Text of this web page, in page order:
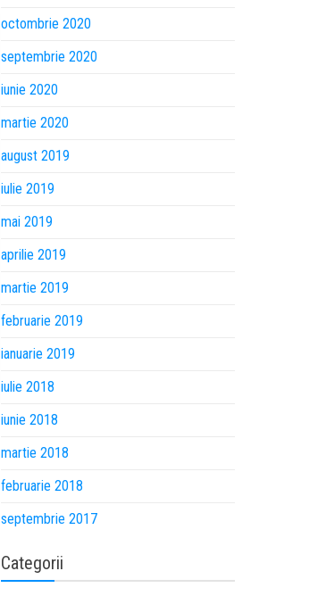
octombrie 2020
septembrie 2020
iunie 2020
martie 2020
august 2019
iulie 2019
mai 2019
aprilie 2019
martie 2019
februarie 2019
ianuarie 2019
iulie 2018
iunie 2018
martie 2018
februarie 2018
septembrie 2017
Categorii